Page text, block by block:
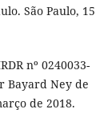
São Paulo, 15
nº 0240033-
Bayard Ney de
de 2018.